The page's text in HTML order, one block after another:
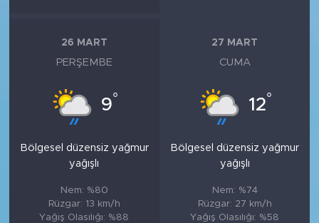
26 MART
PERŞEMBE
9°
Bölgesel düzensiz yağmur
yağışlı
Nem: %80
Rüzgar: 13 km/h
Yağış Olasılığı: %88
27 MART
CUMA
12°
Bölgesel düzensiz yağmur
yağışlı
Nem: %74
Rüzgar: 27 km/h
Yağış Olasılığı: %58